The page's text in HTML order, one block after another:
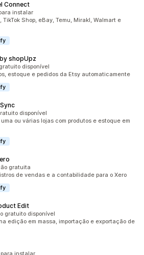
Connect
instalar
TikTok Shop, eBay, Temu, Mirakl, Walmart e
shopUpz
disponível
estoque e pedidos da Etsy automaticamente
disponível
ou várias lojas com produtos e estoque em
gratuita
de vendas e a contabilidade para o Xero
Edit
todo
gratuito disponível
edição em massa, importação e exportação de
instalar